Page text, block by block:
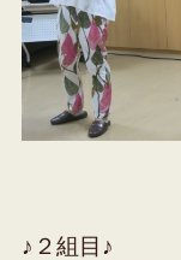
♪２組目♪